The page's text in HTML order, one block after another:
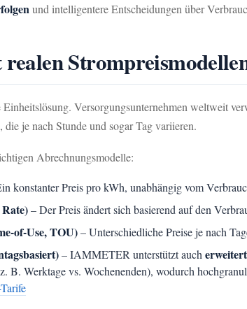
und intelligentere Entscheidungen über
Versorgungsunternehmen weltweit
die je nach Stunde und sogar Tag variieren.
Abrechnungsmodelle:
konstanter Preis pro kWh, unabhängig vom
– Der Preis ändert sich basierend auf den
of-Use, TOU)– Unterschiedliche Preise je nach
– IAMMETER unterstützt auch
B. Werktage vs. Wochenenden), wodurch